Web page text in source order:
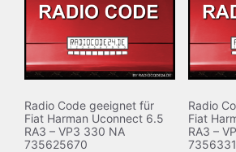
Radio Code geeignet für
Fiat Harman Uconnect 6.5
RA3 – VP3 330 NA
735625670
Radio
Fiat
RA3 –